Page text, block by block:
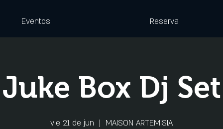
Eventos Reserva
Juke Box Dj Set
vie 21 de jun
  |
MAISON ARTEMISIA